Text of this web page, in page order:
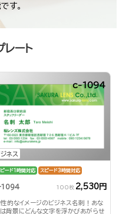
す。
ート
ジネス
c-1094
ピード1時間対応 スピード3時間対応
1094 100枚 2,530円
的なイメージのビジネス名刺！あな
は背景にどんな文字を浮かびあがらせ